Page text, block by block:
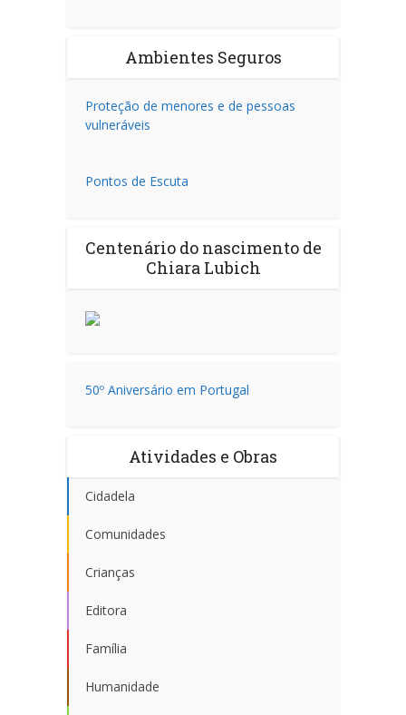
Ambientes Seguros
Proteção de menores e de pessoas
vulneráveis
Pontos de Escuta
Centenário do nascimento de
Chiara Lubich
50º Aniversário em Portugal
Atividades e Obras
Cidadela
Comunidades
Crianças
Editora
Família
Humanidade